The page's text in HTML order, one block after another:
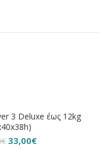
3 Deluxe έως 12kg
€ Original
33,00€Η